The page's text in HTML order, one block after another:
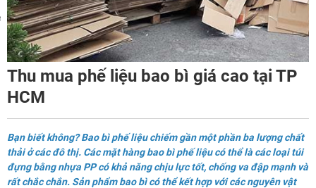
Thu mua phế liệu bao bì giá cao tại TP
HCM
Bạn biết không? Bao bì phế liệu chiếm gần một phần ba lượng chất
thải ở các đô thị. Các mặt hàng bao bì phế liệu có thể là các loại túi
đựng bằng nhựa PP có khả năng chịu lực tốt, chống va đập mạnh và
rất chắc chắn. Sản phẩm bao bì có thể kết hợp với các nguyên vật